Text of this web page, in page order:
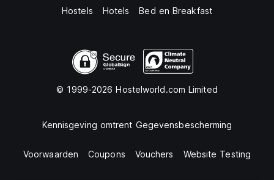
Hostels Hotels Bed en Breakfast
© 1999-2026 Hostelworld.com Limited
Kennisgeving omtrent Gegevensbescherming
Voorwaarden Coupons Vouchers Website Testing